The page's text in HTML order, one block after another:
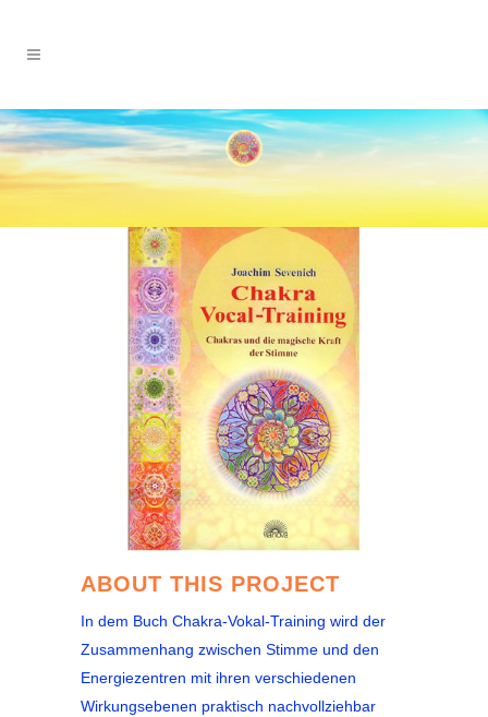
ABOUT THIS PROJECT
In dem Buch Chakra-Vokal-Training wird der
Zusammenhang zwischen Stimme und den
Energiezentren mit ihren verschiedenen
Wirkungsebenen praktisch nachvollziehbar